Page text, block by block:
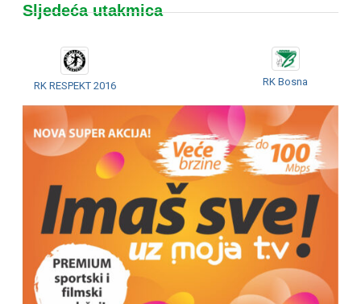
Sljedeća utakmica
RK RESPEKT 2016 RK Bosna